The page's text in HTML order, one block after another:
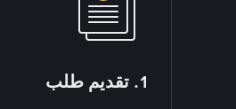
1. تقديم طلب